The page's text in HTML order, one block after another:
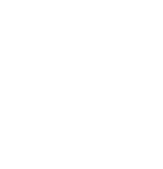
år)